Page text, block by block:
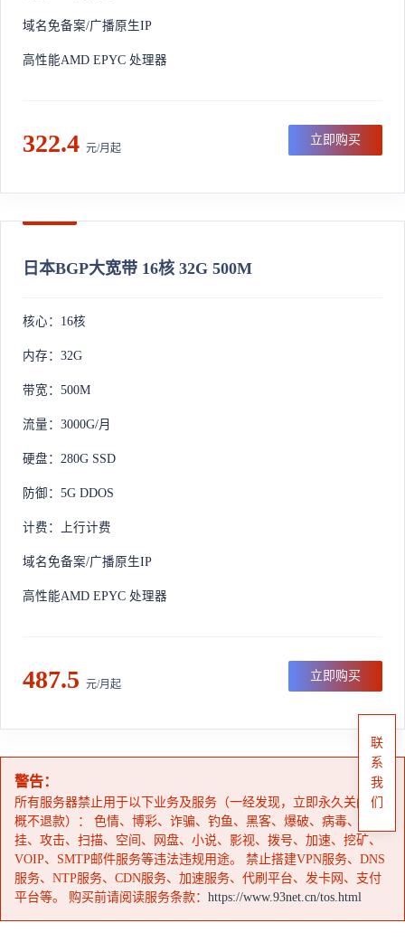
域名免备案/广播原生IP
高性能AMD EPYC 处理器
322.4 元/月起
立即购买
日本BGP大宽带 16核 32G 500M
核心：16核
内存：32G
带宽：500M
流量：3000G/月
硬盘：280G SSD
防御：5G DDOS
计费：上行计费
域名免备案/广播原生IP
高性能AMD EPYC 处理器
487.5 元/月起
立即购买
警告：
所有服务器禁止用于以下业务及服务（一经发现，立即永久关闭，
概不退款）： 色情、博彩、诈骗、钓鱼、黑客、爆破、病毒、外
挂、攻击、扫描、空间、网盘、小说、影视、拨号、加速、挖矿、
VOIP、SMTP邮件服务等违法违规用途。 禁止搭建VPN服务、DNS
服务、NTP服务、CDN服务、加速服务、代刷平台、发卡网、支付
平台等。 购买前请阅读服务条款： https://www.93net.cn/tos.html
联
系
我
们